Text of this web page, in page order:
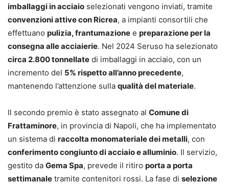
imballaggi in acciaio selezionati vengono inviati, tramite
convenzioni attive con Ricrea, a impianti consortili che
effettuano pulizia, frantumazione e preparazione per la
consegna alle acciaierie. Nel 2024 Seruso ha selezionato
circa 2.800 tonnellate di imballaggi in acciaio, con un
incremento del 5% rispetto all’anno precedente,
mantenendo l’attenzione sulla qualità del materiale.
Il secondo premio è stato assegnato al Comune di
Frattaminore, in provincia di Napoli, che ha implementato
un sistema di raccolta monomateriale dei metalli, con
conferimento congiunto di acciaio e alluminio. Il servizio,
gestito da Gema Spa, prevede il ritiro porta a porta
settimanale tramite contenitori rossi. La fase di selezione